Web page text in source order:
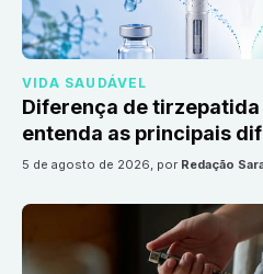
VIDA SAUDÁVEL
Diferença de
entenda as principais
5 de agosto de 2026, por Redação